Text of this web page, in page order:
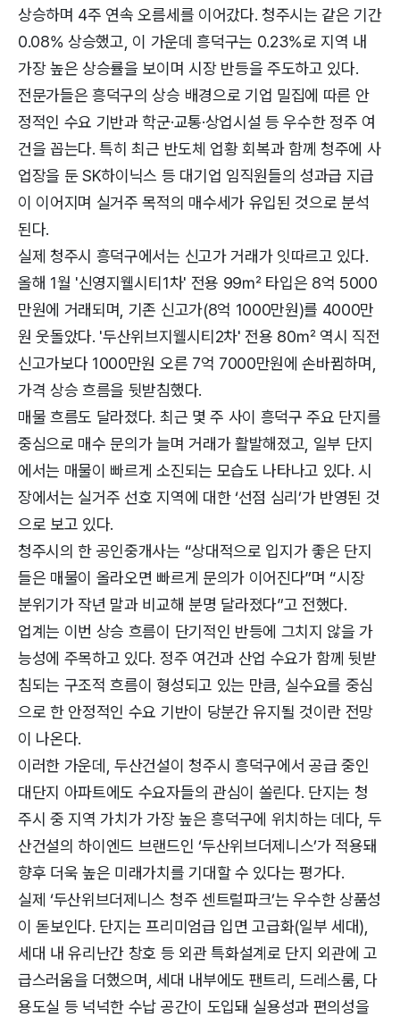
상승하며 4주 연속 오름세를 이어갔다. 청주시는 같은 기간
0.08% 상승했고, 이 가운데 흥덕구는 0.23%로 지역 내
가장 높은 상승률을 보이며 시장 반등을 주도하고 있다.
전문가들은 흥덕구의 상승 배경으로 기업 밀집에 따른 안
정적인 수요 기반과 학군·교통·상업시설 등 우수한 정주 여
건을 꼽는다. 특히 최근 반도체 업황 회복과 함께 청주에 사
업장을 둔 SK하이닉스 등 대기업 임직원들의 성과급 지급
이 이어지며 실거주 목적의 매수세가 유입된 것으로 분석
된다.
실제 청주시 흥덕구에서는 신고가 거래가 잇따르고 있다.
올해 1월 '신영지웰시티1차' 전용 99㎡ 타입은 8억 5000
만원에 거래되며, 기존 신고가(8억 1000만원)를 4000만
원 웃돌았다. '두산위브지웰시티2차' 전용 80㎡ 역시 직전
신고가보다 1000만원 오른 7억 7000만원에 손바뀜하며,
가격 상승 흐름을 뒷받침했다.
매물 흐름도 달라졌다. 최근 몇 주 사이 흥덕구 주요 단지를
중심으로 매수 문의가 늘며 거래가 활발해졌고, 일부 단지
에서는 매물이 빠르게 소진되는 모습도 나타나고 있다. 시
장에서는 실거주 선호 지역에 대한 ‘선점 심리’가 반영된 것
으로 보고 있다.
청주시의 한 공인중개사는 “상대적으로 입지가 좋은 단지
들은 매물이 올라오면 빠르게 문의가 이어진다”며 “시장
분위기가 작년 말과 비교해 분명 달라졌다”고 전했다.
업계는 이번 상승 흐름이 단기적인 반등에 그치지 않을 가
능성에 주목하고 있다. 정주 여건과 산업 수요가 함께 뒷받
침되는 구조적 흐름이 형성되고 있는 만큼, 실수요를 중심
으로 한 안정적인 수요 기반이 당분간 유지될 것이란 전망
이 나온다.
이러한 가운데, 두산건설이 청주시 흥덕구에서 공급 중인
대단지 아파트에도 수요자들의 관심이 쏠린다. 단지는 청
주시 중 지역 가치가 가장 높은 흥덕구에 위치하는 데다, 두
산건설의 하이엔드 브랜드인 ‘두산위브더제니스’가 적용돼
향후 더욱 높은 미래가치를 기대할 수 있다는 평가다.
실제 ‘두산위브더제니스 청주 센트럴파크’는 우수한 상품성
이 돋보인다. 단지는 프리미엄급 입면 고급화(일부 세대),
세대 내 유리난간 창호 등 외관 특화설계로 단지 외관에 고
급스러움을 더했으며, 세대 내부에도 팬트리, 드레스룸, 다
용도실 등 넉넉한 수납 공간이 도입돼 실용성과 편의성을